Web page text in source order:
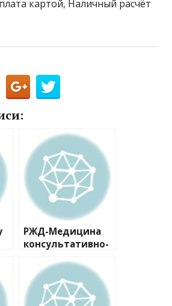
картой, Наличный расчёт
РЖД-Медицина
консультативно-
отделение